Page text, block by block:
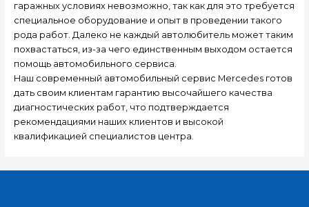
гаражных условиях невозможно, так как для это требуется
специальное оборудование и опыт в проведении такого
рода работ. Далеко не каждый автолюбитель может таким
похвастаться, из-за чего единственным выходом остается
помощь автомобильного сервиса.
Наш современный автомобильный сервис Mercedes готов
дать своим клиентам гарантию высочайшего качества
диагностических работ, что подтверждается
рекомендациями наших клиентов и высокой
квалификацией специалистов центра.